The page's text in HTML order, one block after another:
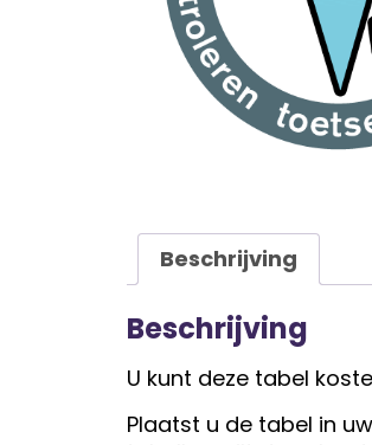
Beschrijving
Beschrijving
U kunt deze tabel
Plaatst u de tabel in